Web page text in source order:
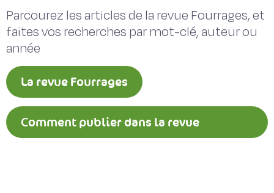
Parcourez les articles de la revue Fourrages, et
faites vos recherches par mot-clé, auteur ou
année
La revue Fourrages
Comment publier dans la revue